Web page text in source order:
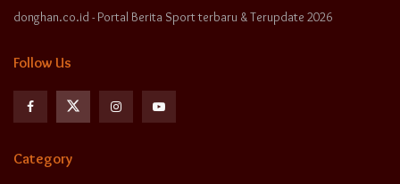
donghan.co.id - Portal Berita Sport terbaru & Terupdate 2026
Follow Us
Category